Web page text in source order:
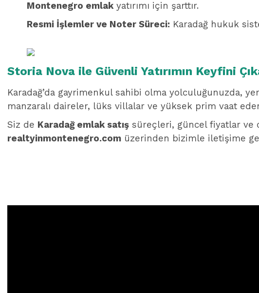
Montenegro emlakyatırımı için şarttır.
Resmi İşlemler ve Noter Süreci: Karadağ hukuk
Storia Nova ile Güvenli Yatırımın Keyfini
Karadağ’da gayrimenkul sahibi olma yolculuğunuzda,
manzaralı daireler, lüks villalar ve yüksek prim vaat
Siz de Karadağ emlak satış süreçleri, güncel fiyatlar ve
realtyinmontenegro.com üzerinden bizimle iletişime